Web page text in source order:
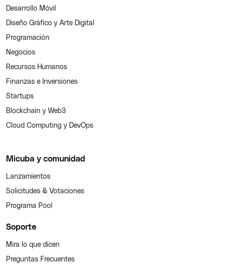
Desarrollo Móvil
Diseño Gráfico y Arte Digital
Programación
Negocios
Recursos Humanos
Finanzas e Inversiones
Startups
Blockchain y Web3
Cloud Computing y DevOps
Micuba y comunidad
Lanzamientos
Solicitudes & Votaciones
Programa Pool
Soporte
Mira lo que dicen
Preguntas Frecuentes